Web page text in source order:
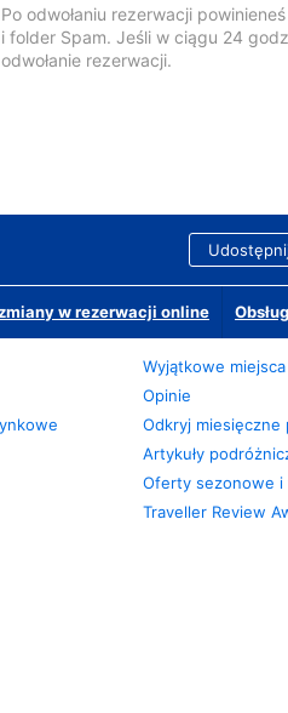
Po odwołaniu rezerwacji
i folder Spam. Jeśli w ciągu 24
odwołanie rezerwacji.
w rezerwacji online
Wyjątkowe
Opinie
Odkryj miesięczne
Artykuły
Oferty sezonowe i
Traveller Review